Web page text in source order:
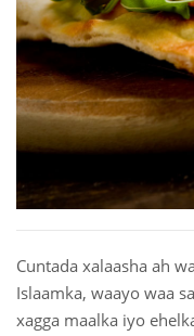
فارسی
Somali
Kiswahili
Türkçe
o'zbek
Cuntada xalaasha ah
Islaamka, waayo waa
xagga maalka iyo